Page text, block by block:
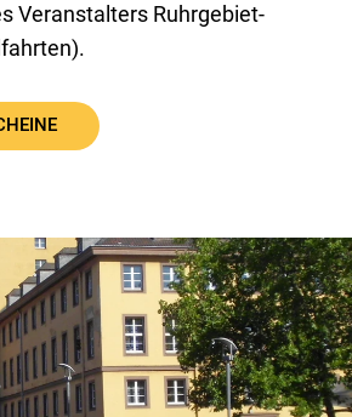
Veranstalters Ruhrgebiet-